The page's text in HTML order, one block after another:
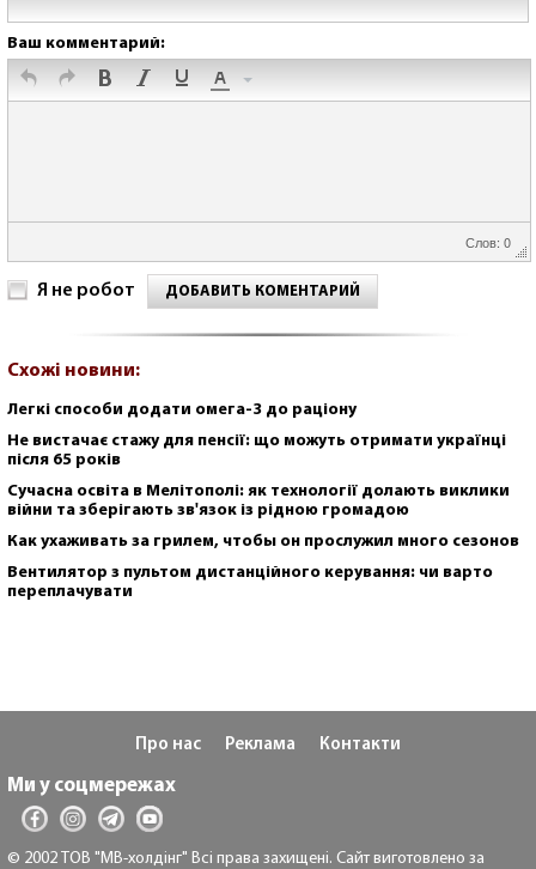
Ваш комментарий:
Слов: 0
Я не робот ДОБАВИТЬ КОМЕНТАРИЙ
Схожі новини:
Легкі способи додати омега-3 до раціону
Не вистачає стажу для пенсії: що можуть отримати українці
після 65 років
Сучасна освіта в Мелітополі: як технології долають виклики
війни та зберігають зв'язок із рідною громадою
Как ухаживать за грилем, чтобы он прослужил много сезонов
Вентилятор з пультом дистанційного керування: чи варто
переплачувати
Про нас Реклама Контакти
Ми у соцмережах
© 2002 ТОВ "МВ-холдінг" Всі права захищені. Сайт виготовлено за